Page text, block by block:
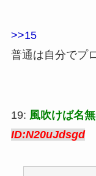
>>15
普通は自分でプ
19: 風吹けば名
ID:N20uJdsgd